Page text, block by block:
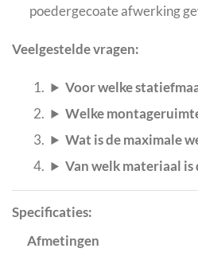
poedergecoate afwerking
Veelgestelde vragen:
Voor welke
Welke
Wat is de maximale
Van welk materiaal is
Specificaties:
Afmetingen